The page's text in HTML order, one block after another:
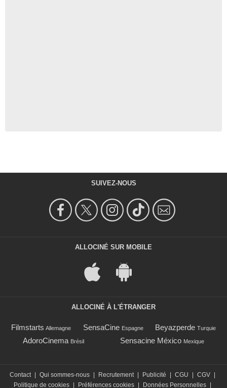
SUIVEZ-NOUS
ALLOCINÉ SUR MOBILE
ALLOCINÉ À L'ÉTRANGER
Filmstarts Allemagne SensaCine Espagne Beyazperde Turquie
AdoroCinema Brésil Sensacine México Mexique
Contact Qui sommes-nous Recrutement Publicité CGU CGV
Politique de cookies
Préférences cookies Données Personnelles